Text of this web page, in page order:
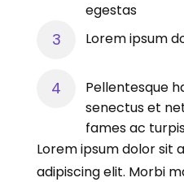
egestas
Lorem ipsum
Pellentesque
senectus et
fames ac
Lorem ipsum dolor sit
adipiscing elit. Morbi